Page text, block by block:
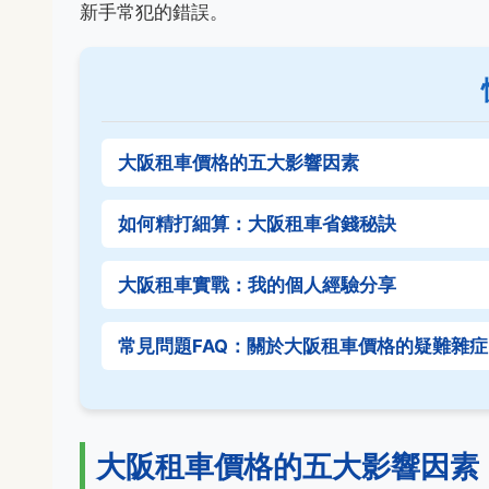
新手常犯的錯誤。
大阪租車價格的五大影響因素
如何精打細算：大阪租車省錢秘訣
大阪租車實戰：我的個人經驗分享
常見問題FAQ：關於大阪租車價格的疑難雜症
大阪租車價格的五大影響因素